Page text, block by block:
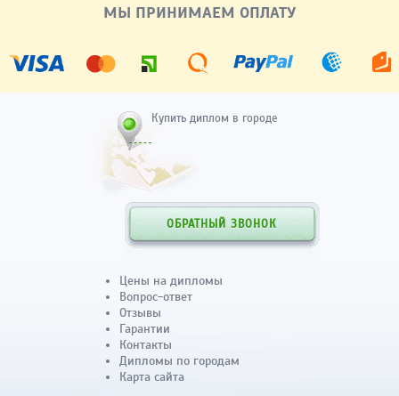
МЫ ПРИНИМАЕМ ОПЛАТУ
Купить диплом в городе
ОБРАТНЫЙ ЗВОНОК
Цены на дипломы
Вопрос-ответ
Отзывы
Гарантии
Контакты
Дипломы по городам
Карта сайта